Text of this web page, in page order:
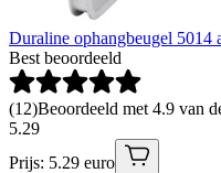
Duraline ophangbeugel 5014
Best beoordeeld
(12)Beoordeeld met 4.9 van
5.29
Prijs: 5.29 euro